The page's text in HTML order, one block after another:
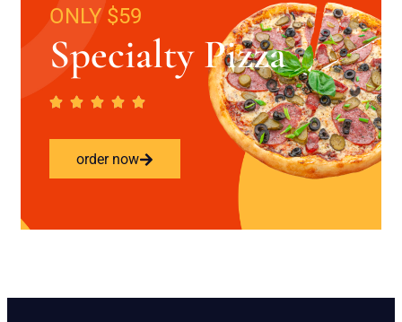
ONLY $59
Specialty Pizza
order now